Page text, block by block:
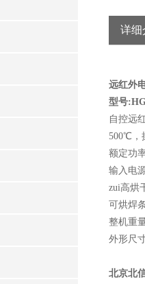
详细
远红外
型号
自控远
500℃，
额定功
输入电
zui高烘
可烘焊
整机重
外形尺
北京北